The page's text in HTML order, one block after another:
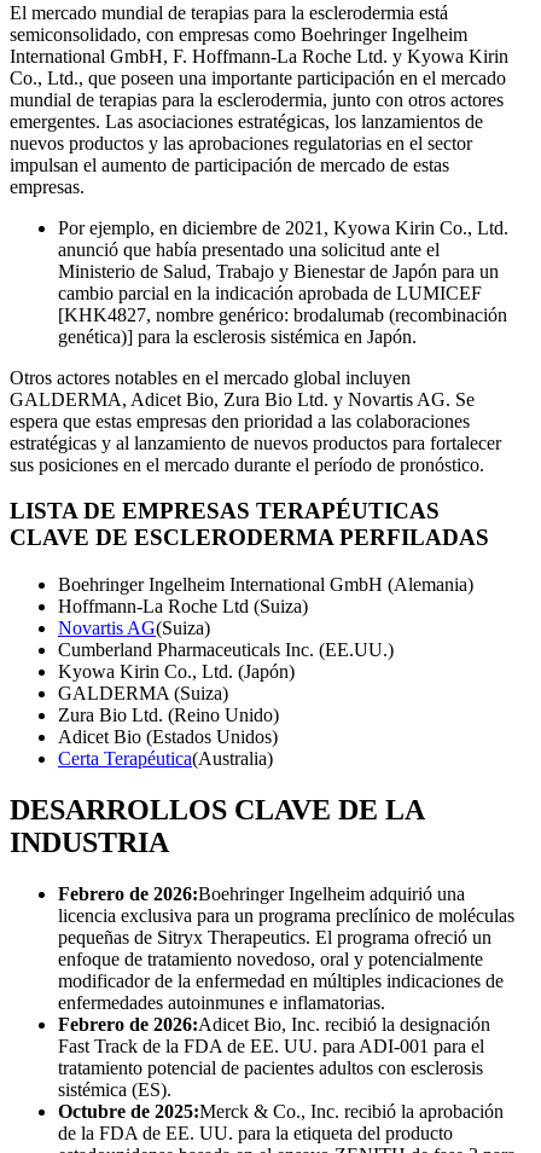
El mercado mundial de terapias para la esclerodermia está
semiconsolidado, con empresas como Boehringer Ingelheim
International GmbH, F. Hoffmann-La Roche Ltd. y Kyowa Kirin
Co., Ltd., que poseen una importante participación en el mercado
mundial de terapias para la esclerodermia, junto con otros actores
emergentes. Las asociaciones estratégicas, los lanzamientos de
nuevos productos y las aprobaciones regulatorias en el sector
impulsan el aumento de participación de mercado de estas
empresas.
Por ejemplo, en diciembre de 2021, Kyowa Kirin Co., Ltd.
anunció que había presentado una solicitud ante el
Ministerio de Salud, Trabajo y Bienestar de Japón para un
cambio parcial en la indicación aprobada de LUMICEF
[KHK4827, nombre genérico: brodalumab (recombinación
genética)] para la esclerosis sistémica en Japón.
Otros actores notables en el mercado global incluyen
GALDERMA, Adicet Bio, Zura Bio Ltd. y Novartis AG. Se
espera que estas empresas den prioridad a las colaboraciones
estratégicas y al lanzamiento de nuevos productos para fortalecer
sus posiciones en el mercado durante el período de pronóstico.
LISTA DE EMPRESAS TERAPÉUTICAS
CLAVE DE ESCLERODERMA PERFILADAS
Boehringer Ingelheim International GmbH (Alemania)
Hoffmann-La Roche Ltd (Suiza)
Novartis AG(Suiza)
Cumberland Pharmaceuticals Inc. (EE.UU.)
Kyowa Kirin Co., Ltd. (Japón)
GALDERMA (Suiza)
Zura Bio Ltd. (Reino Unido)
Adicet Bio (Estados Unidos)
Certa Terapéutica(Australia)
DESARROLLOS CLAVE DE LA
INDUSTRIA
Febrero de 2026:Boehringer Ingelheim adquirió una
licencia exclusiva para un programa preclínico de moléculas
pequeñas de Sitryx Therapeutics. El programa ofreció un
enfoque de tratamiento novedoso, oral y potencialmente
modificador de la enfermedad en múltiples indicaciones de
enfermedades autoinmunes e inflamatorias.
Febrero de 2026:Adicet Bio, Inc. recibió la designación
Fast Track de la FDA de EE. UU. para ADI-001 para el
tratamiento potencial de pacientes adultos con esclerosis
sistémica (ES).
Octubre de 2025:Merck & Co., Inc. recibió la aprobación
de la FDA de EE. UU. para la etiqueta del producto